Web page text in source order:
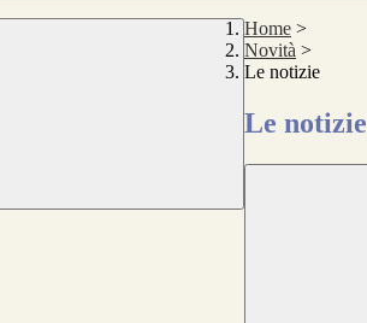
Home >
Novità >
Le notizie
Le notizie